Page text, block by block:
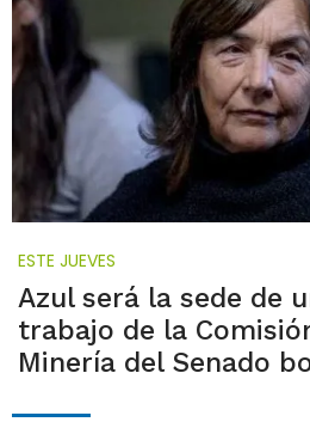
ESTE JUEVES
Azul será la sede de
trabajo de la
Minería del Senado